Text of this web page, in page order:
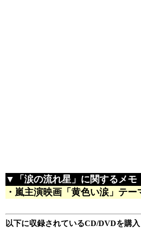
▼「涙の流れ星」に関するメモ
・嵐主演映画「黄色い涙」テー
以下に収録されているCD/DVDを購